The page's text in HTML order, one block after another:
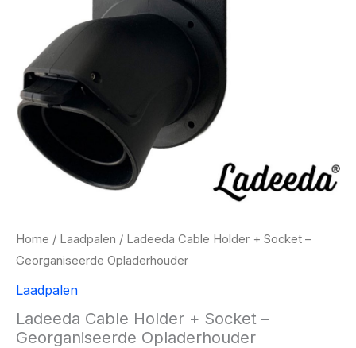
Home / Laadpalen / Ladeeda Cable Holder + Socket –
Georganiseerde Opladerhouder
Laadpalen
Ladeeda Cable Holder + Socket –
Georganiseerde Opladerhouder